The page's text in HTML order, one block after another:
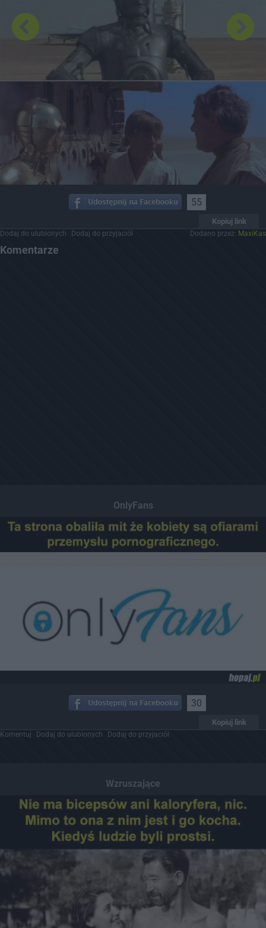
55
Kopiuj link
Dodaj do ulubionych Dodaj do przyjaciół Dodano przez: MaxiKas
Komentarze
OnlyFans
30
Kopiuj link
Komentuj Dodaj do ulubionych Dodaj do przyjaciół
Wzruszające